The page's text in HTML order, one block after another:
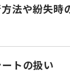
法や紛失時
トの扱い